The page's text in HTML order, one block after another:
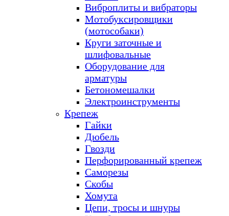
Виброплиты и вибраторы
Мотобуксировщики
(мотособаки)
Круги заточные и
шлифовальные
Оборудование для
арматуры
Бетономешалки
Электроинструменты
Крепеж
Гайки
Дюбель
Гвозди
Перфорированный крепеж
Саморезы
Скобы
Хомута
Цепи, тросы и шнуры